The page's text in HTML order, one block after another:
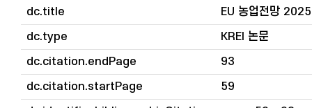
dc.title
EU 농업전망
dc.type
KREI 논문
dc.citation.endPage
93
dc.citation.startPage
59